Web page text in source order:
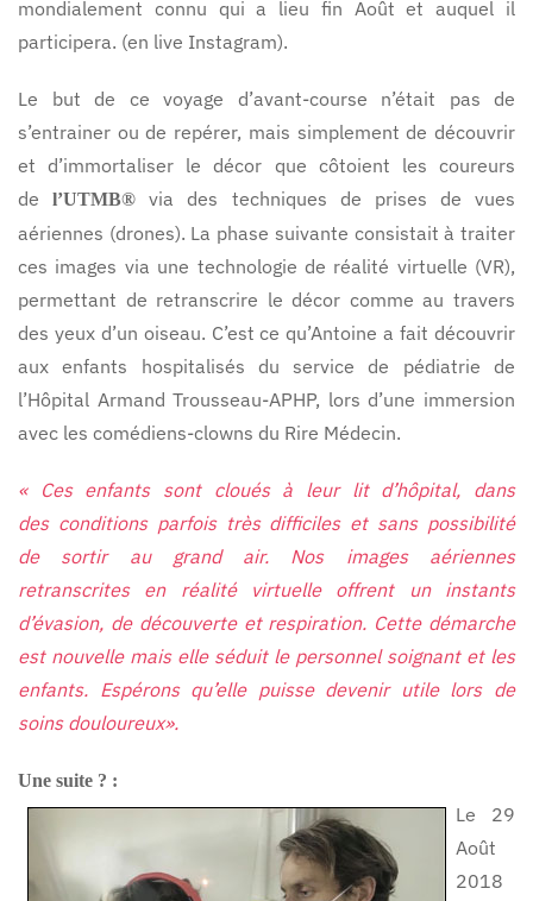
mondialement connu qui a lieu fin Août et auquel il
participera. (en live Instagram).
Le but de ce voyage d’avant-course n’était pas de
s’entrainer ou de repérer, mais simplement de découvrir
et d’immortaliser le décor que côtoient les coureurs
del’UTMB® via des techniques de prises de vues
aériennes (drones). La phase suivante consistait à traiter
ces images via une technologie de réalité virtuelle (VR),
permettant de retranscrire le décor comme au travers
des yeux d’un oiseau. C’est ce qu’Antoine a fait découvrir
aux enfants hospitalisés du service de pédiatrie de
l’Hôpital Armand Trousseau-APHP, lors d’une immersion
avec les comédiens-clowns du Rire Médecin.
« Ces enfants sont cloués à leur lit d’hôpital, dans
des conditions parfois très difficiles et sans possibilité
de sortir au grand air. Nos images aériennes
retranscrites en réalité virtuelle offrent un instants
d’évasion, de découverte et respiration. Cette démarche
est nouvelle mais elle séduit le personnel soignant et les
enfants. Espérons qu’elle puisse devenir utile lors de
soins douloureux».
Une suite ? :
Le 29
Août
2018